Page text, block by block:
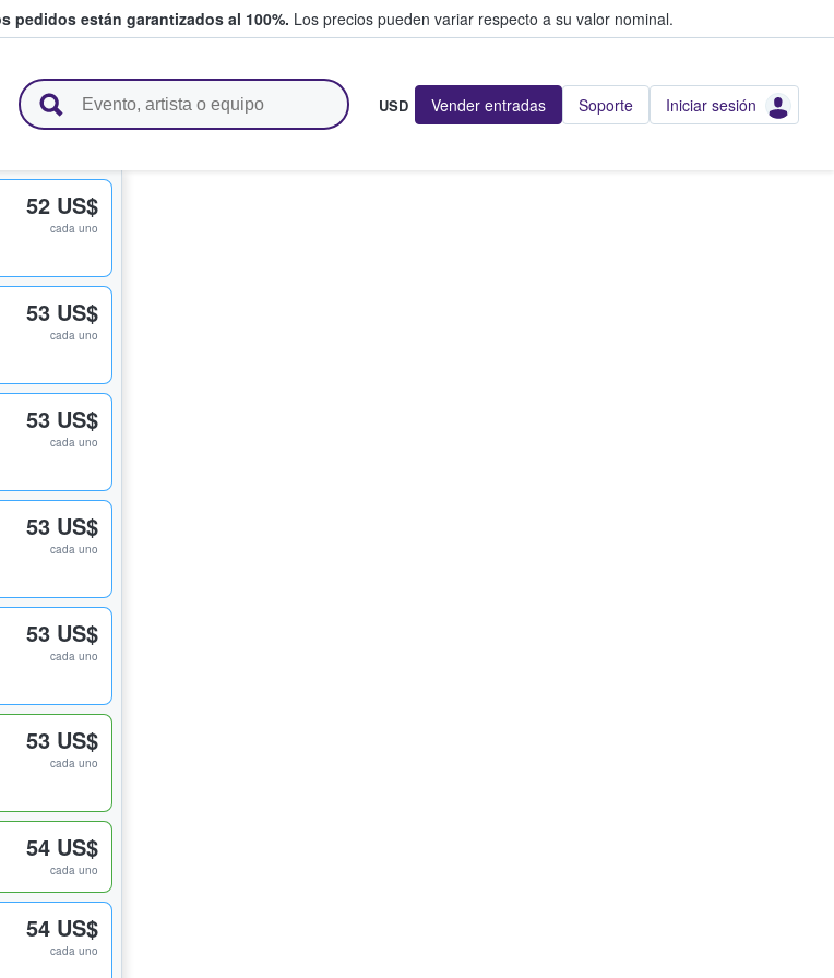
pedidos están garantizados al 100%. Los precios pueden variar respecto a su valor nominal.
USD Vender entradas Soporte Iniciar sesión
52 US$
cada uno
53 US$
cada uno
53 US$
cada uno
53 US$
cada uno
53 US$
cada uno
53 US$
cada uno
54 US$
cada uno
54 US$
cada uno